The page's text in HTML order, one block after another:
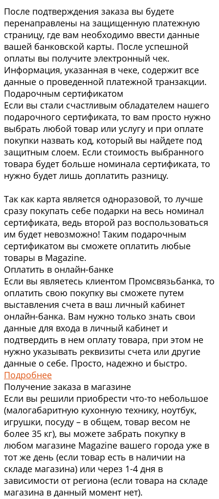
После подтверждения заказа вы будете
перенаправлены на защищенную платежную
страницу, где вам необходимо ввести данные
вашей банковской карты. После успешной
оплаты вы получите электронный чек.
Информация, указанная в чеке, содержит все
данные о проведенной платежной транзакции.
Подарочным сертификатом
Если вы стали счастливым обладателем нашего
подарочного сертификата, то вам просто нужно
выбрать любой товар или услугу и при оплате
покупки назвать код, который вы найдете под
защитным слоем. Если стоимость выбранного
товара будет больше номинала сертификата, то
нужно будет лишь доплатить разницу.
Так как карта является одноразовой, то лучше
сразу покупать себе подарки на весь номинал
сертификата, ведь второй раз воспользоваться
им будет невозможно! Таким подарочным
сертификатом вы сможете оплатить любые
товары в Magazine.
Оплатить в онлайн-банке
Если вы являетесь клиентом Промсвязьбанка, то
оплатить свою покупку вы сможете путем
выставления счета в ваш личный кабинет
онлайн-банка. Вам нужно только знать свои
данные для входа в личный кабинет и
подтвердить в нем оплату товара, при этом не
нужно указывать реквизиты счета или другие
данные о себе. Просто, надежно и быстро.
Подробнее
Получение заказа в магазине
Если вы решили приобрести что-то небольшое
(малогабаритную кухонную технику, ноутбук,
игрушки, посуду – в общем, товар весом не
более 35 кг), вы можете забрать покупку в
любом магазине Magazine вашего города уже в
тот же день (если товар есть в наличии на
складе магазина) или через 1-4 дня в
зависимости от региона (если товара на складе
магазина в данный момент нет).